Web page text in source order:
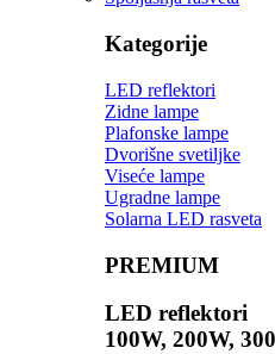
Kategorije
LED reflektori
Zidne lampe
Plafonske lampe
Dvorišne svetiljke
Viseće lampe
Ugradne lampe
Solarna LED rasveta
PREMIUM
LED reflektori
100W, 200W,